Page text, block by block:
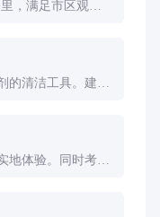
，满足市区观光
的清洁工具。建议
地体验。同时考察